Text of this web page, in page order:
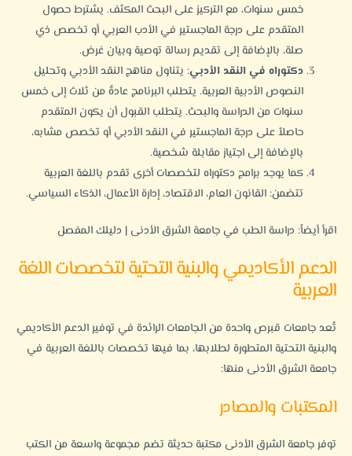
خمس سنوات، مع التركيز على البحث المكثف. يشترط حصول
المتقدم على درجة الماجستير في الأدب العربي أو تخصص ذي
صلة، بالإضافة إلى تقديم رسالة توصية وبيان غرض.
دكتوراه في النقد الأدبي: يتناول مناهج النقد الأدبي وتحليل
النصوص الأدبية العربية. يتطلب البرنامج عادةً من ثلاث إلى خمس
سنوات من الدراسة والبحث. يتطلب القبول أن يكون المتقدم
حاصلاً على درجة الماجستير في النقد الأدبي أو تخصص مشابه،
بالإضافة إلى اجتياز مقابلة شخصية.
كما يوجد برامج دكتوراه لتخصصات أخرى تقدم باللغة العربية
تتضمن: القانون العام، الاقتصاد، إدارة الأعمال، الذكاء السياسي.
اقرأ أيضاً: دراسة الطب في جامعة الشرق الأدنى | دليلك المفصل
الدعم الأكاديمي والبنية التحتية لتخصصات اللغة
العربية
تُعد جامعات قبرص واحدة من الجامعات الرائدة في توفير الدعم الأكاديمي
والبنية التحتية المتطورة لطلابها، بما فيها تخصصات باللغة العربية في
جامعة الشرق الأدنى منها:
المكتبات والمصادر
توفر جامعة الشرق الأدنى مكتبة حديثة تضم مجموعة واسعة من الكتب